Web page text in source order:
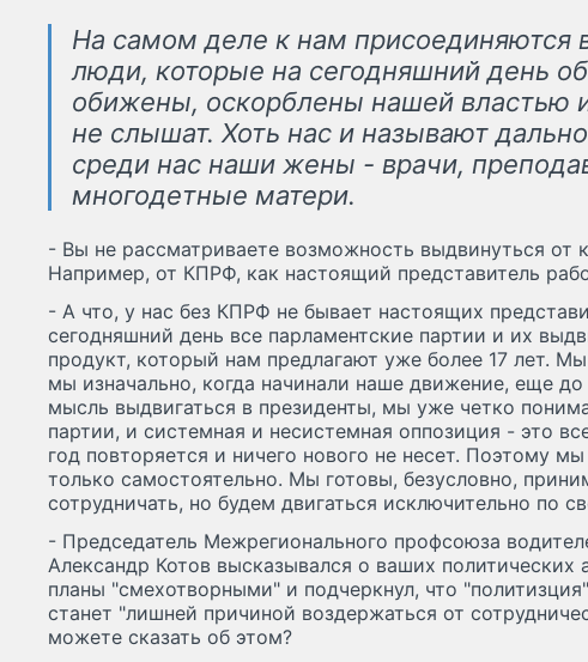
На самом деле к нам присоединяются
люди, которые на сегодняшний день
обижены, оскорблены нашей властью
не слышат. Хоть нас и называют
среди нас наши жены - врачи,
многодетные матери.
- Вы не рассматриваете возможность выдвинуться от
Например, от КПРФ, как настоящий представитель
- А что, у нас без КПРФ не бывает настоящих
сегодняшний день все парламентские партии и их
продукт, который нам предлагают уже более 17 лет.
мы изначально, когда начинали наше движение, еще
мысль выдвигаться в президенты, мы уже четко
партии, и системная и несистемная оппозиция - это
год повторяется и ничего нового не несет. Поэтому
только самостоятельно. Мы готовы, безусловно,
сотрудничать, но будем двигаться исключительно по
- Председатель Межрегионального профсоюза
Александр Котов высказывался о ваших политических
планы "смехотворными" и подчеркнул, что
станет "лишней причиной воздержаться от
можете сказать об этом?